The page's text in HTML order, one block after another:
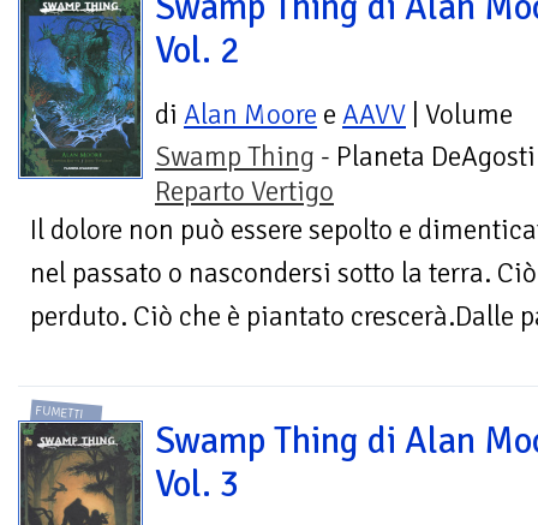
Vol. 2
di Alan Moore e AAVV | Volume
Swamp Thing - Planeta
Reparto Vertigo
Il dolore non può essere sepolto e
nel passato o nascondersi sotto la terra.
perduto. Ciò che è piantato crescerà.Dalle
FUMETTI
Swamp Thing di Alan
Vol. 3